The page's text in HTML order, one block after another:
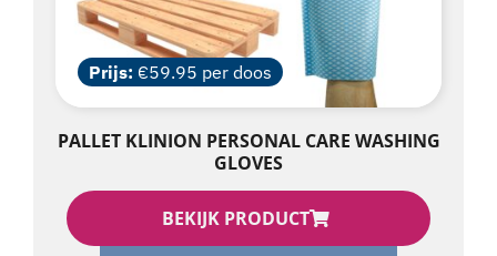
Prijs: €59.95 per doos
PALLET KLINION PERSONAL CARE WASHING
GLOVES
BEKIJK PRODUCT